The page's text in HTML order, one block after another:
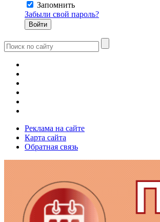
Запомнить
Забыли свой пароль?
Реклама на сайте
Карта сайта
Обратная связь